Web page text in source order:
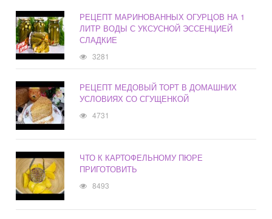
РЕЦЕПТ МАРИНОВАННЫХ ОГУРЦОВ НА 1
ЛИТР ВОДЫ С УКСУСНОЙ ЭССЕНЦИЕЙ
СЛАДКИЕ
3281
РЕЦЕПТ МЕДОВЫЙ ТОРТ В ДОМАШНИХ
УСЛОВИЯХ СО СГУЩЕНКОЙ
4731
ЧТО К КАРТОФЕЛЬНОМУ ПЮРЕ
ПРИГОТОВИТЬ
8493